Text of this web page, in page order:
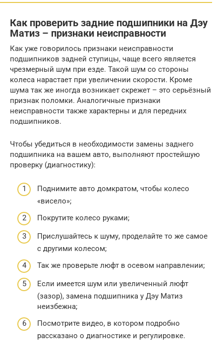
Как проверить задние подшипники на Дэу
Матиз – признаки неисправности
Как уже говорилось признаки неисправности
подшипников задней ступицы, чаще всего является
чрезмерный шум при езде. Такой шум со стороны
колеса нарастает при увеличении скорости. Кроме
шума так же иногда возникает скрежет – это серьёзный
признак поломки. Аналогичные признаки
неисправности также характерны и для передних
подшипников.
Чтобы убедиться в необходимости замены заднего
подшипника на вашем авто, выполняют простейшую
проверку (диагностику):
Поднимите авто домкратом, чтобы колесо
«висело»;
Покрутите колесо руками;
Прислушайтесь к шуму, проделайте то же самое
с другими колесом;
Так же проверьте люфт в осевом направлении;
Если имеется шум или увеличенный люфт
(зазор), замена подшипника у Дэу Матиз
неизбежна;
Посмотрите видео, в котором подробно
рассказано о диагностике и регулировке.